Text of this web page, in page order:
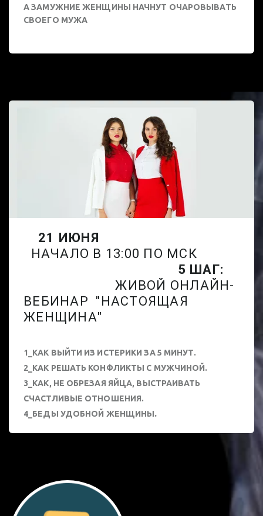
А ЗАМУЖНИЕ ЖЕНЩИНЫ НАЧНУТ ОЧАРОВЫВАТЬ
СВОЕГО МУЖА
21 ИЮНЯ
НАЧАЛО В 13:00 ПО МСК
5 ШАГ:
ЖИВОЙ ОНЛАЙН-
ВЕБИНАР "НАСТОЯЩАЯ
ЖЕНЩИНА"
1_КАК ВЫЙТИ ИЗ ИСТЕРИКИ ЗА 5 МИНУТ.
2_КАК РЕШАТЬ КОНФЛИКТЫ С МУЖЧИНОЙ.
3_КАК, НЕ ОБРЕЗАЯ ЯЙЦА, ВЫСТРАИВАТЬ
СЧАСТЛИВЫЕ ОТНОШЕНИЯ.
4_БЕДЫ УДОБНОЙ ЖЕНЩИНЫ.